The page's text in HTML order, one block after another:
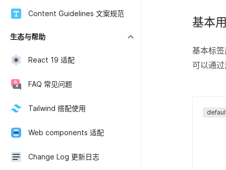
Content Guidelines 文案规范
生态与帮助
React 19 适配
FAQ 常见问题
Tailwind 搭配使用
Web components 适配
Change Log 更新日志
基本
基本标
可以通